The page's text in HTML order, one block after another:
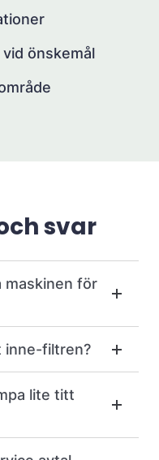
önskemål
svar
maskinen för
inne-filtren?
lite titt